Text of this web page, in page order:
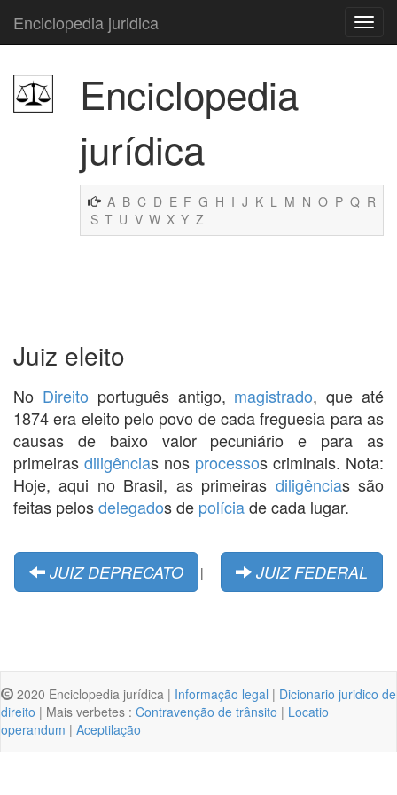
Enciclopedia juridica
Enciclopedia
jurídica
A B C D E F G H I J K L M N O P Q R
S T U V W X Y Z
Juiz eleito
No Direito português antigo, magistrado, que até
1874 era eleito pelo povo de cada freguesia para as
causas de baixo valor pecuniário e para as
primeiras diligências nos processos criminais. Nota:
Hoje, aqui no Brasil, as primeiras diligências são
feitas pelosdelegados de políciade cada lugar.
JUIZ DEPRECATO | JUIZ FEDERAL
2020 Enciclopedia jurídica | Informação legal | Dicionario juridico de
direito | Mais verbetes : Contravenção de trânsito | Locatio
operandum | Aceptilação